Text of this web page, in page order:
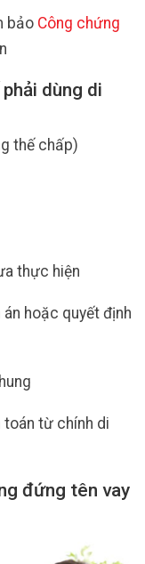
bảo Công chứng
dùng di
thế chấp)
thực hiện
hoặc quyết định
toán từ chính di
đứng tên vay